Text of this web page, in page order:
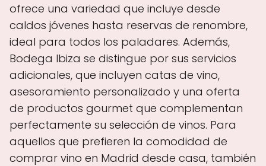
ofrece una variedad que incluye desde
caldos jóvenes hasta reservas de renombre,
ideal para todos los paladares. Además,
Bodega Ibiza se distingue por sus servicios
adicionales, que incluyen catas de vino,
asesoramiento personalizado y una oferta
de productos gourmet que complementan
perfectamente su selección de vinos. Para
aquellos que prefieren la comodidad de
comprar vino en Madrid desde casa, también